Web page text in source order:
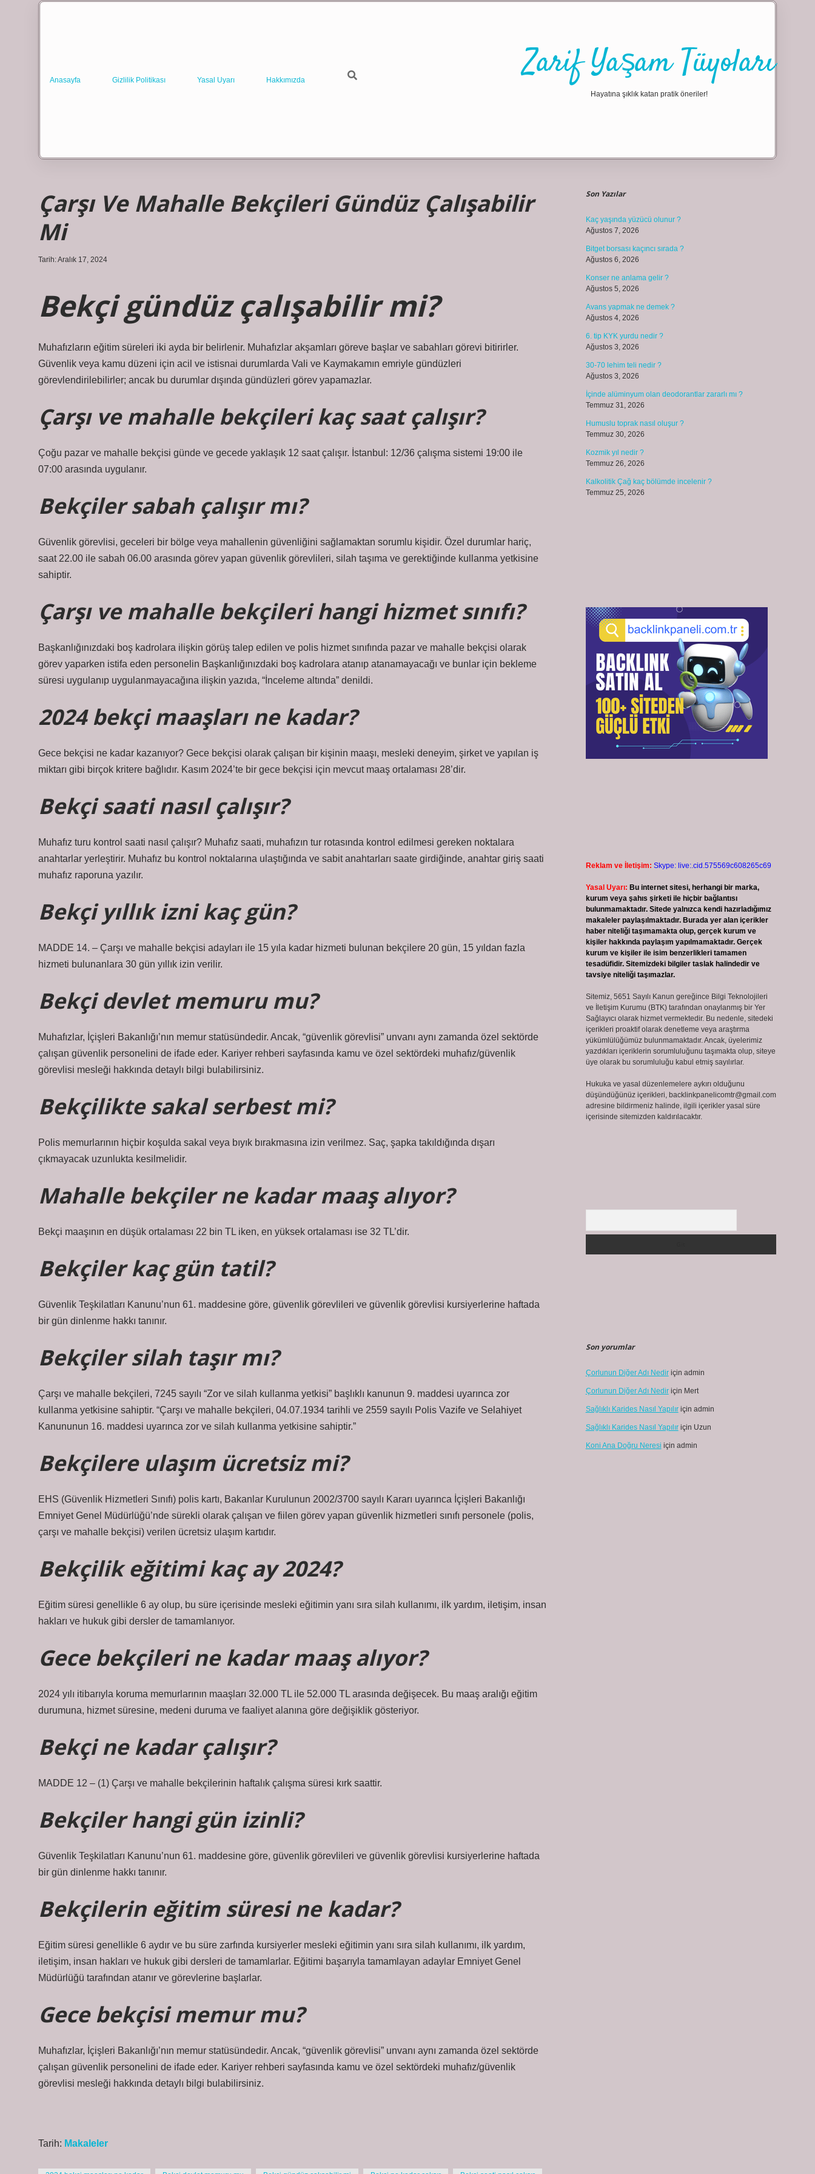
Anasayfa Gizlilik Politikası Yasal Uyarı Hakkımızda Zarif Yaşam Tüyoları
Hayatına şıklık katan pratik öneriler!
Çarşı Ve Mahalle Bekçileri Gündüz Çalışabilir
Mi
Tarih: Aralık 17, 2024
Bekçi gündüz çalışabilir mi?
Muhafızların eğitim süreleri iki ayda bir belirlenir. Muhafızlar akşamları göreve başlar ve sabahları görevi bitirirler.
Güvenlik veya kamu düzeni için acil ve istisnai durumlarda Vali ve Kaymakamın emriyle gündüzleri
görevlendirilebilirler; ancak bu durumlar dışında gündüzleri görev yapamazlar.
Çarşı ve mahalle bekçileri kaç saat çalışır?
Çoğu pazar ve mahalle bekçisi günde ve gecede yaklaşık 12 saat çalışır. İstanbul: 12/36 çalışma sistemi 19:00 ile
07:00 arasında uygulanır.
Bekçiler sabah çalışır mı?
Güvenlik görevlisi, geceleri bir bölge veya mahallenin güvenliğini sağlamaktan sorumlu kişidir. Özel durumlar hariç,
saat 22.00 ile sabah 06.00 arasında görev yapan güvenlik görevlileri, silah taşıma ve gerektiğinde kullanma yetkisine
sahiptir.
Çarşı ve mahalle bekçileri hangi hizmet sınıfı?
Başkanlığınızdaki boş kadrolara ilişkin görüş talep edilen ve polis hizmet sınıfında pazar ve mahalle bekçisi olarak
görev yaparken istifa eden personelin Başkanlığınızdaki boş kadrolara atanıp atanamayacağı ve bunlar için bekleme
süresi uygulanıp uygulanmayacağına ilişkin yazıda, “İnceleme altında” denildi.
2024 bekçi maaşları ne kadar?
Gece bekçisi ne kadar kazanıyor? Gece bekçisi olarak çalışan bir kişinin maaşı, mesleki deneyim, şirket ve yapılan iş
miktarı gibi birçok kritere bağlıdır. Kasım 2024’te bir gece bekçisi için mevcut maaş ortalaması 28’dir.
Bekçi saati nasıl çalışır?
Muhafız turu kontrol saati nasıl çalışır? Muhafız saati, muhafızın tur rotasında kontrol edilmesi gereken noktalara
anahtarlar yerleştirir. Muhafız bu kontrol noktalarına ulaştığında ve sabit anahtarları saate girdiğinde, anahtar giriş saati
muhafız raporuna yazılır.
Bekçi yıllık izni kaç gün?
MADDE 14. – Çarşı ve mahalle bekçisi adayları ile 15 yıla kadar hizmeti bulunan bekçilere 20 gün, 15 yıldan fazla
hizmeti bulunanlara 30 gün yıllık izin verilir.
Bekçi devlet memuru mu?
Muhafızlar, İçişleri Bakanlığı’nın memur statüsündedir. Ancak, “güvenlik görevlisi” unvanı aynı zamanda özel sektörde
çalışan güvenlik personelini de ifade eder. Kariyer rehberi sayfasında kamu ve özel sektördeki muhafız/güvenlik
görevlisi mesleği hakkında detaylı bilgi bulabilirsiniz.
Bekçilikte sakal serbest mi?
Polis memurlarının hiçbir koşulda sakal veya bıyık bırakmasına izin verilmez. Saç, şapka takıldığında dışarı
çıkmayacak uzunlukta kesilmelidir.
Mahalle bekçiler ne kadar maaş alıyor?
Bekçi maaşının en düşük ortalaması 22 bin TL iken, en yüksek ortalaması ise 32 TL’dir.
Bekçiler kaç gün tatil?
Güvenlik Teşkilatları Kanunu’nun 61. maddesine göre, güvenlik görevlileri ve güvenlik görevlisi kursiyerlerine haftada
bir gün dinlenme hakkı tanınır.
Bekçiler silah taşır mı?
Çarşı ve mahalle bekçileri, 7245 sayılı “Zor ve silah kullanma yetkisi” başlıklı kanunun 9. maddesi uyarınca zor
kullanma yetkisine sahiptir. “Çarşı ve mahalle bekçileri, 04.07.1934 tarihli ve 2559 sayılı Polis Vazife ve Selahiyet
Kanununun 16. maddesi uyarınca zor ve silah kullanma yetkisine sahiptir.”
Bekçilere ulaşım ücretsiz mi?
EHS (Güvenlik Hizmetleri Sınıfı) polis kartı, Bakanlar Kurulunun 2002/3700 ​​sayılı Kararı uyarınca İçişleri Bakanlığı
Emniyet Genel Müdürlüğü’nde sürekli olarak çalışan ve fiilen görev yapan güvenlik hizmetleri sınıfı personele (polis,
çarşı ve mahalle bekçisi) verilen ücretsiz ulaşım kartıdır.
Bekçilik eğitimi kaç ay 2024?
Eğitim süresi genellikle 6 ay olup, bu süre içerisinde mesleki eğitimin yanı sıra silah kullanımı, ilk yardım, iletişim, insan
hakları ve hukuk gibi dersler de tamamlanıyor.
Gece bekçileri ne kadar maaş alıyor?
2024 yılı itibarıyla koruma memurlarının maaşları 32.000 TL ile 52.000 TL arasında değişecek. Bu maaş aralığı eğitim
durumuna, hizmet süresine, medeni duruma ve faaliyet alanına göre değişiklik gösteriyor.
Bekçi ne kadar çalışır?
MADDE 12 – (1) Çarşı ve mahalle bekçilerinin haftalık çalışma süresi kırk saattir.
Bekçiler hangi gün izinli?
Güvenlik Teşkilatları Kanunu’nun 61. maddesine göre, güvenlik görevlileri ve güvenlik görevlisi kursiyerlerine haftada
bir gün dinlenme hakkı tanınır.
Bekçilerin eğitim süresi ne kadar?
Eğitim süresi genellikle 6 aydır ve bu süre zarfında kursiyerler mesleki eğitimin yanı sıra silah kullanımı, ilk yardım,
iletişim, insan hakları ve hukuk gibi dersleri de tamamlarlar. Eğitimi başarıyla tamamlayan adaylar Emniyet Genel
Müdürlüğü tarafından atanır ve görevlerine başlarlar.
Gece bekçisi memur mu?
Muhafızlar, İçişleri Bakanlığı’nın memur statüsündedir. Ancak, “güvenlik görevlisi” unvanı aynı zamanda özel sektörde
çalışan güvenlik personelini de ifade eder. Kariyer rehberi sayfasında kamu ve özel sektördeki muhafız/güvenlik
görevlisi mesleği hakkında detaylı bilgi bulabilirsiniz.
Tarih: Makaleler
Son Yazılar
Kaç yaşında yüzücü olunur ?
Ağustos 7, 2026
Bitget borsası kaçıncı sırada ?
Ağustos 6, 2026
Konser ne anlama gelir ?
Ağustos 5, 2026
Avans yapmak ne demek ?
Ağustos 4, 2026
6. tip KYK yurdu nedir ?
Ağustos 3, 2026
30-70 lehim teli nedir ?
Ağustos 3, 2026
İçinde alüminyum olan deodorantlar zararlı mı ?
Temmuz 31, 2026
Humuslu toprak nasıl oluşur ?
Temmuz 30, 2026
Kozmik yıl nedir ?
Temmuz 26, 2026
Kalkolitik Çağ kaç bölümde incelenir ?
Temmuz 25, 2026
Reklam ve İletişim: Skype: live:.cid.575569c608265c69
Yasal Uyarı: Bu internet sitesi, herhangi bir marka,
kurum veya şahıs şirketi ile hiçbir bağlantısı
bulunmamaktadır. Sitede yalnızca kendi hazırladığımız
makaleler paylaşılmaktadır. Burada yer alan içerikler
haber niteliği taşımamakta olup, gerçek kurum ve
kişiler hakkında paylaşım yapılmamaktadır. Gerçek
kurum ve kişiler ile isim benzerlikleri tamamen
tesadüfidir. Sitemizdeki bilgiler taslak halindedir ve
tavsiye niteliği taşımazlar.
Sitemiz, 5651 Sayılı Kanun gereğince Bilgi Teknolojileri
ve İletişim Kurumu (BTK) tarafından onaylanmış bir Yer
Sağlayıcı olarak hizmet vermektedir. Bu nedenle, sitedeki
içerikleri proaktif olarak denetleme veya araştırma
yükümlülüğümüz bulunmamaktadır. Ancak, üyelerimiz
yazdıkları içeriklerin sorumluluğunu taşımakta olup, siteye
üye olarak bu sorumluluğu kabul etmiş sayılırlar.
Hukuka ve yasal düzenlemelere aykırı olduğunu
düşündüğünüz içerikleri, backlinkpanelicomtr@gmail.com
adresine bildirmeniz halinde, ilgili içerikler yasal süre
içerisinde sitemizden kaldırılacaktır.
Son yorumlar
Çorlunun Diğer Adı Nediriçin admin
Çorlunun Diğer Adı Nediriçin Mert
Sağlıklı Karides Nasıl Yapılıriçin admin
Sağlıklı Karides Nasıl Yapılıriçin Uzun
Koni Ana Doğru Neresi için admin